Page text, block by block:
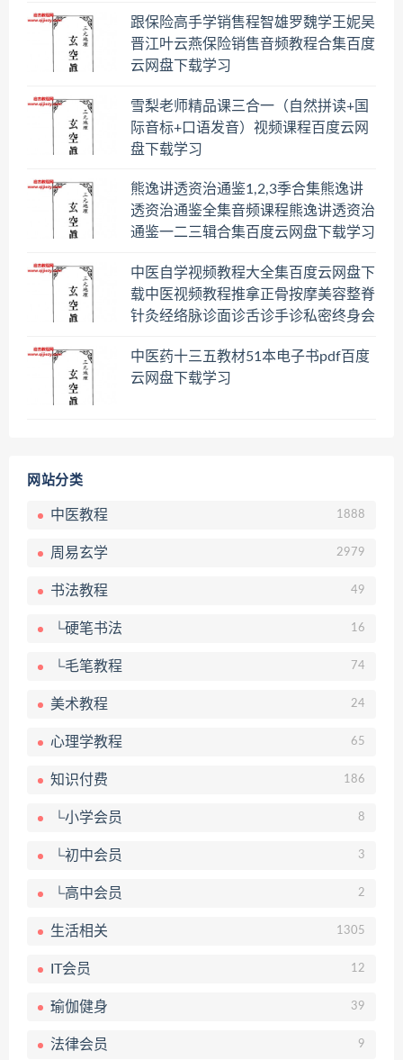
跟保险高手学销售程智雄罗魏学王妮吴
晋江叶云燕保险销售音频教程合集百度
云网盘下载学习
雪梨老师精品课三合一（自然拼读+国
际音标+口语发音）视频课程百度云网
盘下载学习
熊逸讲透资治通鉴1,2,3季合集熊逸讲
透资治通鉴全集音频课程熊逸讲透资治
通鉴一二三辑合集百度云网盘下载学习
中医自学视频教程大全集百度云网盘下
载中医视频教程推拿正骨按摩美容整脊
针灸经络脉诊面诊舌诊手诊私密终身会
中医药十三五教材51本电子书pdf百度
云网盘下载学习
网站分类
中医教程 1888
周易玄学 2979
书法教程 49
└硬笔书法 16
└毛笔教程 74
美术教程 24
心理学教程 65
知识付费 186
└小学会员 8
└初中会员 3
└高中会员 2
生活相关 1305
IT会员 12
瑜伽健身 39
法律会员 9